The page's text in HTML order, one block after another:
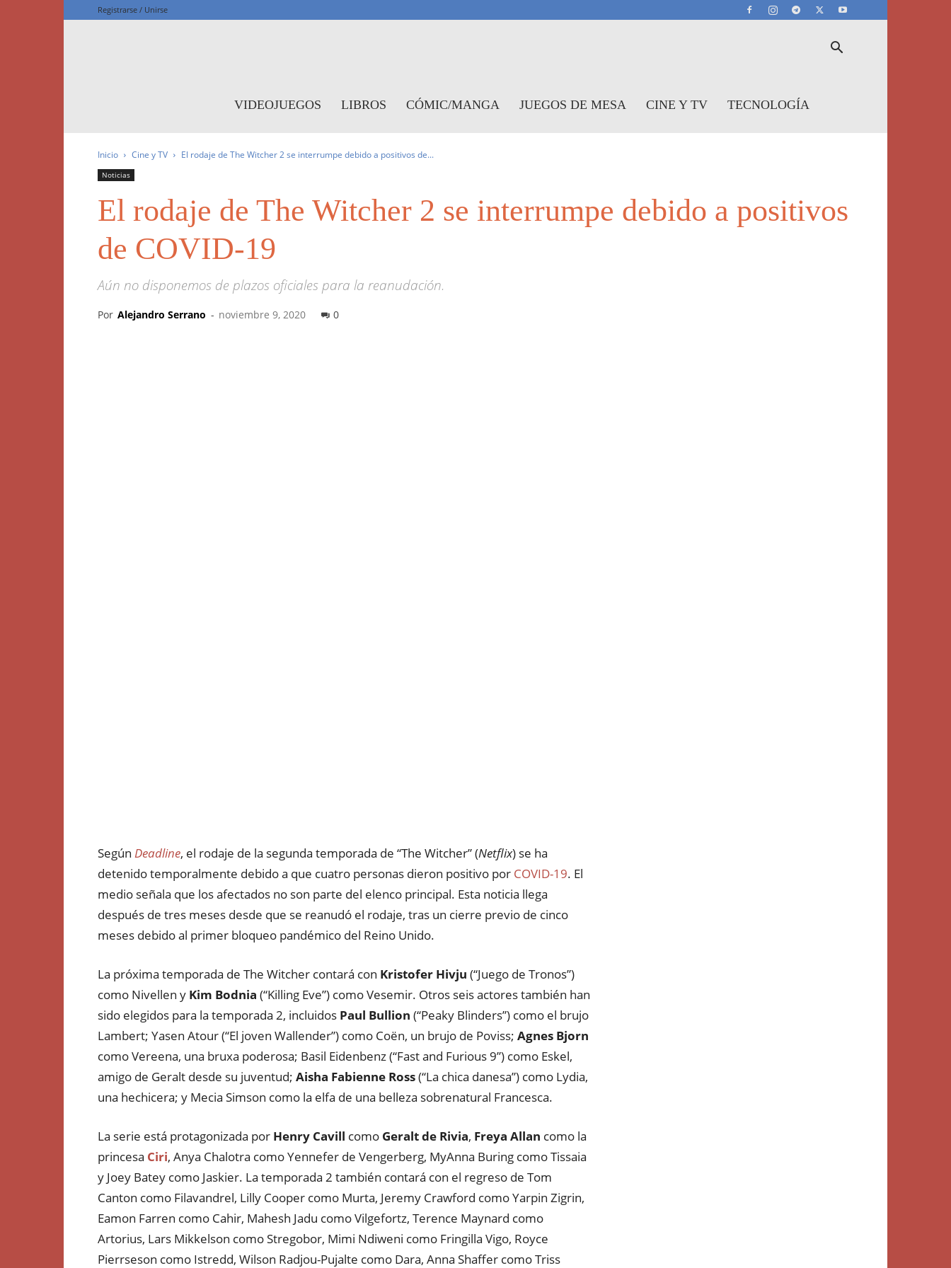
Registrarse / Unirse
VIDEOJUEGOS LIBROS CÓMIC/MANGA JUEGOS DE MESA CINE Y TV TECNOLOGÍA
Inicio Cine y TV El rodaje de The Witcher 2 se interrumpe debido a positivos de...
Noticias
El rodaje de The Witcher 2 se interrumpe debido a positivos
de COVID-19
Aún no disponemos de plazos oficiales para la reanudación.
Por Alejandro Serrano - noviembre 9, 2020 0
Según Deadline, el rodaje de la segunda temporada de “The Witcher” (Netflix) se ha
detenido temporalmente debido a que cuatro personas dieron positivo por COVID-19. El
medio señala que los afectados no son parte del elenco principal. Esta noticia llega
después de tres meses desde que se reanudó el rodaje, tras un cierre previo de cinco
meses debido al primer bloqueo pandémico del Reino Unido.
La próxima temporada de The Witcher contará con Kristofer Hivju (“Juego de Tronos”)
como Nivellen y Kim Bodnia (“Killing Eve”) como Vesemir. Otros seis actores también han
sido elegidos para la temporada 2, incluidos Paul Bullion (“Peaky Blinders”) como el brujo
Lambert; Yasen Atour (“El joven Wallender”) como Coën, un brujo de Poviss; Agnes Bjorn
como Vereena, una bruxa poderosa; Basil Eidenbenz (“Fast and Furious 9”) como Eskel,
amigo de Geralt desde su juventud; Aisha Fabienne Ross(“La chica danesa”) como Lydia,
una hechicera; y Mecia Simson como la elfa de una belleza sobrenatural Francesca.
La serie está protagonizada por Henry Cavill como Geralt de Rivia, Freya Allan como la
princesa Ciri, Anya Chalotra como Yennefer de Vengerberg, MyAnna Buring como Tissaia
y Joey Batey como Jaskier. La temporada 2 también contará con el regreso de Tom
Canton como Filavandrel, Lilly Cooper como Murta, Jeremy Crawford como Yarpin Zigrin,
Eamon Farren como Cahir, Mahesh Jadu como Vilgefortz, Terence Maynard como
Artorius, Lars Mikkelson como Stregobor, Mimi Ndiweni como Fringilla Vigo, Royce
Pierrseson como Istredd, Wilson Radjou-Pujalte como Dara, Anna Shaffer como Triss